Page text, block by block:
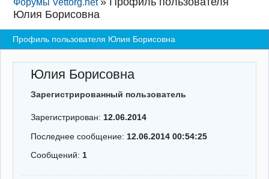
Поиск
Регистрация
Вход
Форумы Vettorg.net
Юлия Борисовна
Профиль пользователя Юлия Борисовна
Юлия Борисовна
Зарегистрированный пользователь
Зарегистрирован:12.06.2014
Последнее сообщение: 12.06.2014 00:54:25
Сообщений: 1